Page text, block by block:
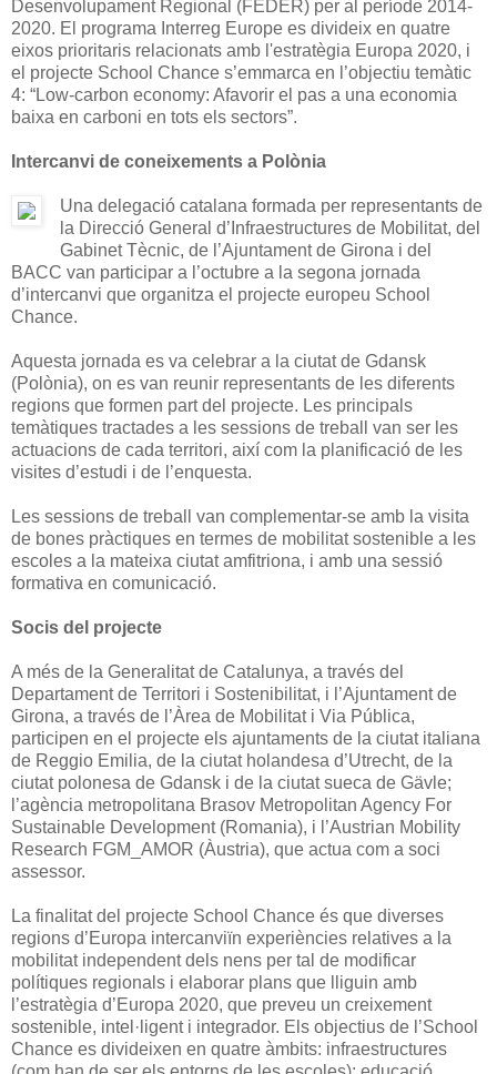
Desenvolupament Regional (FEDER) per al període 2014-
2020. El programa Interreg Europe es divideix en quatre
eixos prioritaris relacionats amb l'estratègia Europa 2020, i
el projecte School Chance s’emmarca en l’objectiu temàtic
4: “Low-carbon economy: Afavorir el pas a una economia
baixa en carboni en tots els sectors”.
Intercanvi de coneixements a Polònia
Una delegació catalana formada per representants de
la Direcció General d’Infraestructures de Mobilitat, del
Gabinet Tècnic, de l’Ajuntament de Girona i del
BACC van participar a l’octubre a la segona jornada
d’intercanvi que organitza el projecte europeu School
Chance.
Aquesta jornada es va celebrar a la ciutat de Gdansk
(Polònia), on es van reunir representants de les diferents
regions que formen part del projecte. Les principals
temàtiques tractades a les sessions de treball van ser les
actuacions de cada territori, així com la planificació de les
visites d’estudi i de l’enquesta.
Les sessions de treball van complementar-se amb la visita
de bones pràctiques en termes de mobilitat sostenible a les
escoles a la mateixa ciutat amfitriona, i amb una sessió
formativa en comunicació.
Socis del projecte
A més de la Generalitat de Catalunya, a través del
Departament de Territori i Sostenibilitat, i l’Ajuntament de
Girona, a través de l’Àrea de Mobilitat i Via Pública,
participen en el projecte els ajuntaments de la ciutat italiana
de Reggio Emilia, de la ciutat holandesa d’Utrecht, de la
ciutat polonesa de Gdansk i de la ciutat sueca de Gävle;
l’agència metropolitana Brasov Metropolitan Agency For
Sustainable Development (Romania), i l’Austrian Mobility
Research FGM_AMOR (Àustria), que actua com a soci
assessor.
La finalitat del projecte School Chance és que diverses
regions d’Europa intercanviïn experiències relatives a la
mobilitat independent dels nens per tal de modificar
polítiques regionals i elaborar plans que lliguin amb
l’estratègia d’Europa 2020, que preveu un creixement
sostenible, intel·ligent i integrador. Els objectius de l’School
Chance es divideixen en quatre àmbits: infraestructures